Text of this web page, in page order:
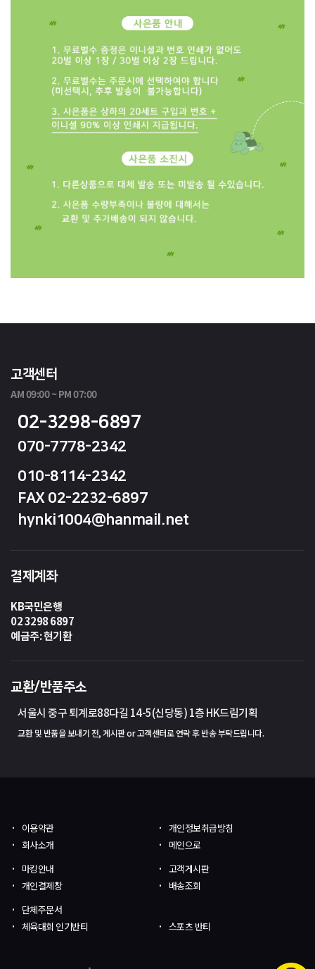
고객센터
AM 09:00 ~ PM 07:00
02-3298-6897
070-7778-2342
010-8114-2342
FAX 02-2232-6897
hynki1004@hanmail.net
결제계좌
KB국민은행
02 3298 6897
예금주: 현기환
교환/반품주소
서울시 중구 퇴계로88다길 14-5(신당동) 1층 HK드림기획
교환 및 반품을 보내기 전, 게시판 or 고객센터로 연락 후 반송 부탁드립니다.
이용약관
개인정보취급방침
회사소개
메인으로
마킹안내
고객게시판
개인결제창
배송조회
단체주문서
체육대회 인기반티
스포츠 반티